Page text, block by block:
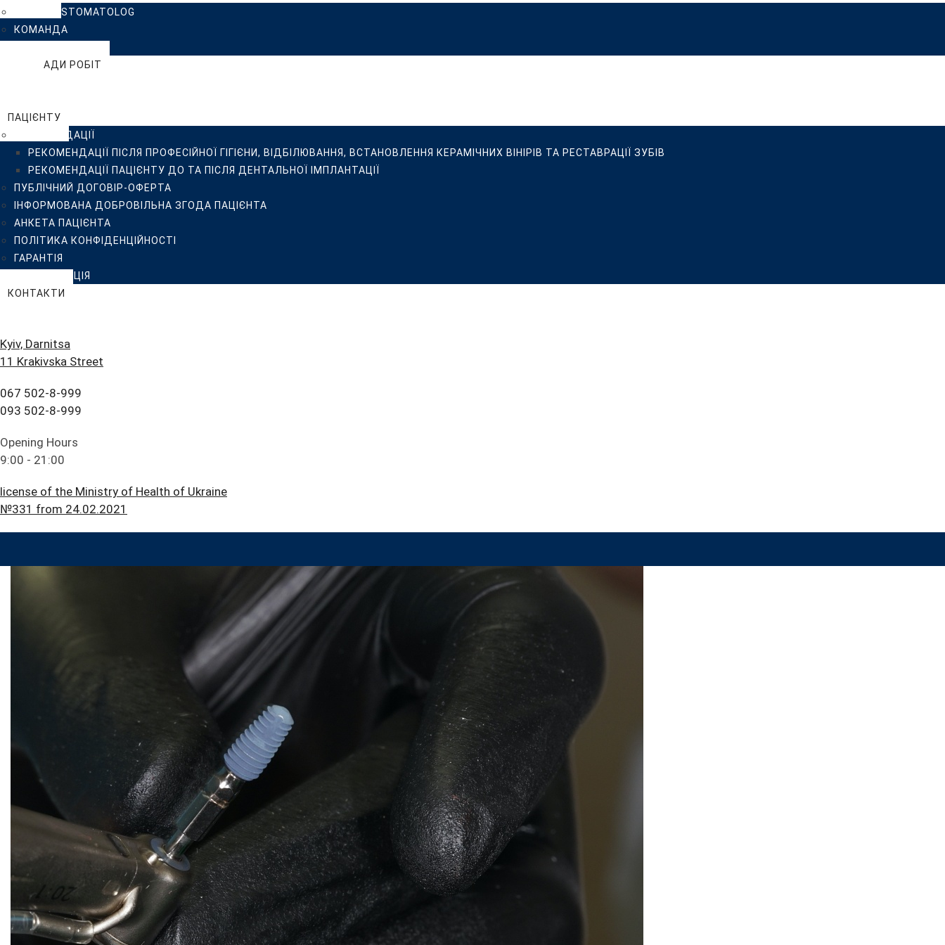
ІНФОРМОВАНА ДОБРОВІЛЬНА ЗГОДА ПАЦІЄНТА
АНКЕТА ПАЦІЄНТА
ГАРАНТІЯ
КЛІНІКА ISTOMATOLOG
КОМАНДА
ПРИКЛАДИ РОБІТ
ПАЦІЄНТУ
РЕКОМЕНДАЦІЇ
РЕКОМЕНДАЦІЇ ПІСЛЯ ПРОФЕСІЙНОЇ ГІГІЄНИ, ВІДБІЛЮВАННЯ, ВСТАНОВЛЕННЯ КЕРАМІЧНИХ ВІНІРІВ ТА РЕСТАВРАЦІЇ ЗУБІВ
РЕКОМЕНДАЦІЇ ПАЦІЄНТУ ДО ТА ПІСЛЯ ДЕНТАЛЬНОЇ ІМПЛАНТАЦІЇ
ПУБЛІЧНИЙ ДОГОВІР-ОФЕРТА
ІНФОРМОВАНА ДОБРОВІЛЬНА ЗГОДА ПАЦІЄНТА
АНКЕТА ПАЦІЄНТА
ПОЛІТИКА КОНФІДЕНЦІЙНОСТІ
ГАРАНТІЯ
СТЕРИЛІЗАЦІЯ
КОНТАКТИ
Kyiv, Darnitsa
11 Krakivska Street
067 502-8-999
093 502-8-999
Opening Hours
9:00 - 21:00
license of the Ministry of Health of Ukraine
№331 from 24.02.2021